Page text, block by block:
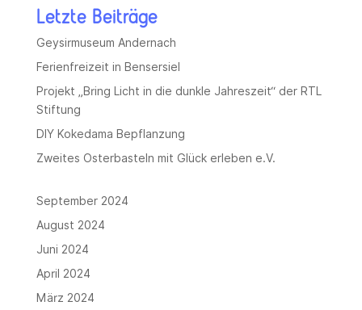
Letzte Beiträge
Geysirmuseum Andernach
Ferienfreizeit in Bensersiel
Projekt „Bring Licht in die dunkle Jahreszeit“ der RTL
Stiftung
DIY Kokedama Bepflanzung
Zweites Osterbasteln mit Glück erleben e.V.
September 2024
August 2024
Juni 2024
April 2024
März 2024